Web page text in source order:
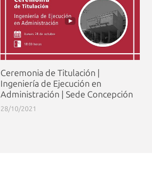
Ceremonia de Titulación |
Ingeniería de Ejecución en
Administración | Sede Concepción
28/10/2021